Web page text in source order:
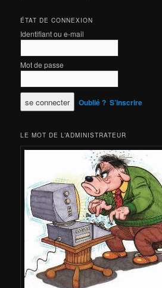
ÉTAT DE CONNEXION
Identifiant ou e-mail
Mot de passe
Oublié ? S’inscrire
LE MOT DE L’ADMINISTRATEUR